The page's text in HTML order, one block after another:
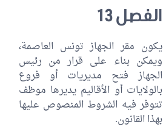
الفصل 13
يكون مقر الجهاز تونس العاصمة،
ويمكن بناء على قرار من رئيس
الجهاز فتح مديريات أو فروع
بالولايات أو الأقاليم يديرها موظف
تتوفر فيه الشروط المنصوص عليها
بهذا القانون.